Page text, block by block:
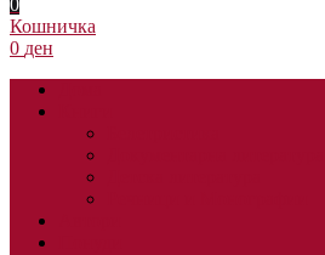
0
Кошничка
0 ден